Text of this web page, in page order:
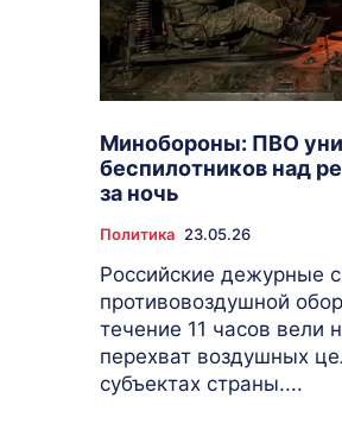
Минобороны: ПВО
беспилотников над
за ночь
Политика 23.05.26
Российские дежурные
противовоздушной
течение 11 часов вели
перехват воздушных
субъектах страны....